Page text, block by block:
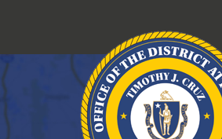
conteúdo